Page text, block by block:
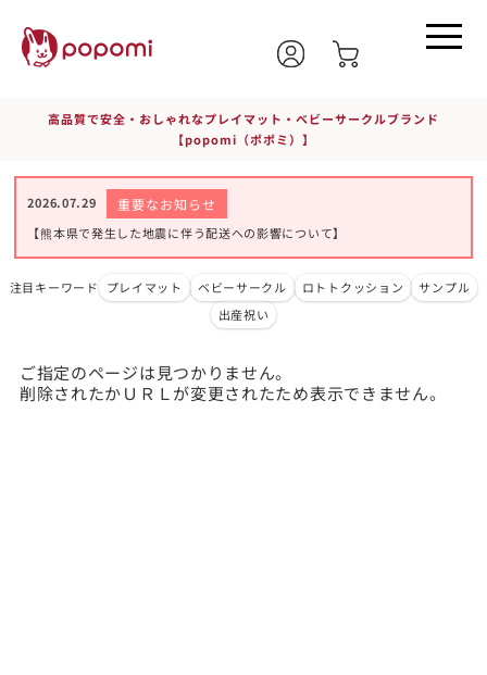
高品質で安全・おしゃれなプレイマット・ベビーサークルブランド
【popomi（ポポミ）】
2026.07.29 重要なお知らせ
【熊本県で発生した地震に伴う配送への影響について】
注目キーワード プレイマット ベビーサークル ロトトクッション
サンプル
出産祝い
ご指定のページは見つかりません。
削除されたかＵＲＬが変更されたため表示できません。